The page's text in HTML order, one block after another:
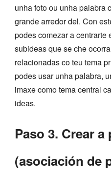
unha foto ou unha palabra
grande arredor del. Con
podes comezar a centrarte
subideas que se che
relacionadas co teu tema
podes usar unha palabra,
imaxe como tema central
ideas.
Paso 3. Crear
(asociación de